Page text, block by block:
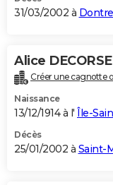
31/03/2002 à
Alice DECORSE
Créer une cagnotte
Naissance
13/12/1914 à l' Île-
Décès
25/01/2002 à Saint-